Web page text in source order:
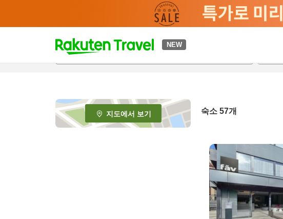
NEW
t
p
e
_
s
지도에서 보기 숙소 57개